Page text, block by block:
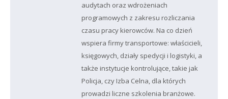
audytach oraz wdrożeniach
programowych z zakresu rozliczania
czasu pracy kierowców. Na co dzień
wspiera firmy transportowe: właścicieli,
księgowych, działy spedycji i logistyki, a
także instytucje kontrolujące, takie jak
Policja, czy Izba Celna, dla których
prowadzi liczne szkolenia branżowe.